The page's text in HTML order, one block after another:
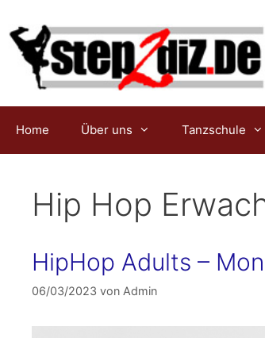
Inhalt
springen
Home Über uns Tanzschule
Hip Hop
HipHop Adults –
06/03/2023 von Admin